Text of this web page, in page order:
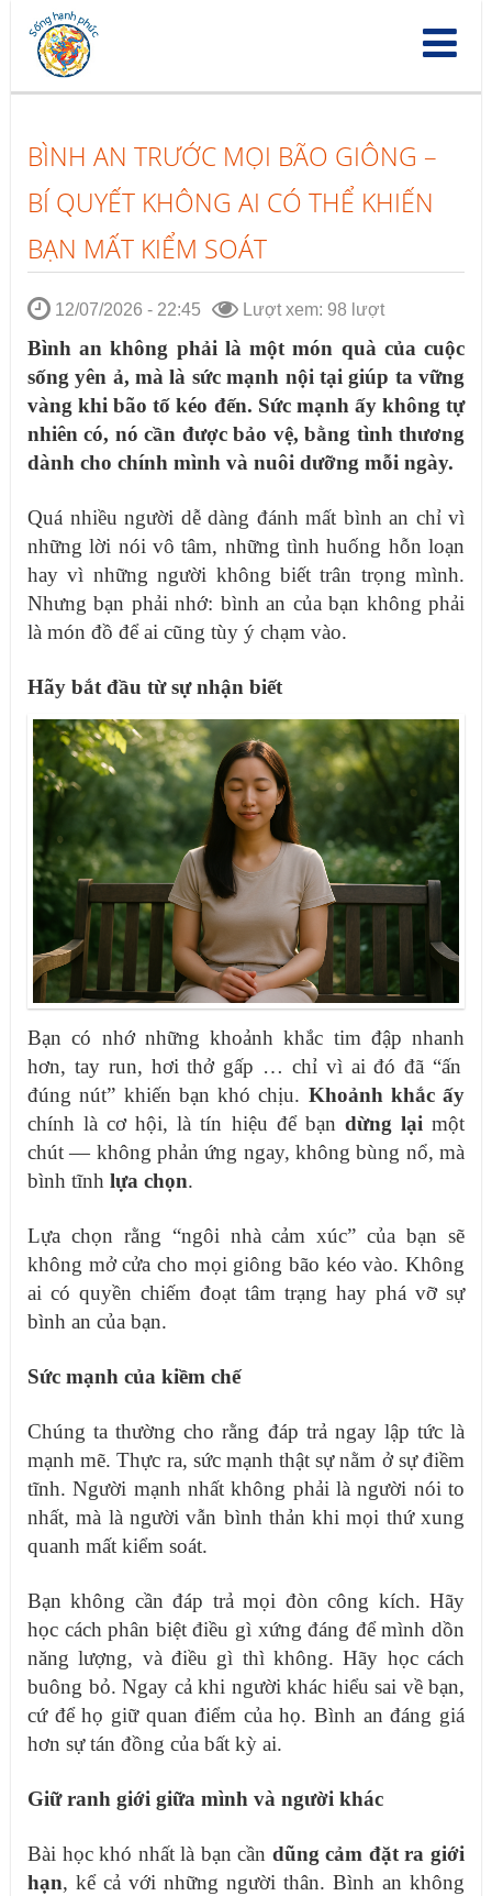
dung
BÌNH AN TRƯỚC MỌI BÃO GIÔNG –
BÍ QUYẾT KHÔNG AI CÓ THỂ KHIẾN
BẠN MẤT KIỂM SOÁT
12/07/2026 - 22:45 Lượt xem: 98 lượt
Bình an không phải là một món quà của cuộc
sống yên ả, mà là sức mạnh nội tại giúp ta vững
vàng khi bão tố kéo đến. Sức mạnh ấy không tự
nhiên có, nó cần được bảo vệ, bằng tình thương
dành cho chính mình và nuôi dưỡng mỗi ngày.
Quá nhiều người dễ dàng đánh mất bình an chỉ vì
những lời nói vô tâm, những tình huống hỗn loạn
hay vì những người không biết trân trọng mình.
Nhưng bạn phải nhớ: bình an của bạn không phải
là món đồ để ai cũng tùy ý chạm vào.
Hãy bắt đầu từ sự nhận biết
Bạn có nhớnhững khoảnh khắc tim đập nhanh
hơn, tay run, hơi thở gấp … chỉ vì ai đó đã “ấn
đúng nút” khiến bạn khó chịu. Khoảnh khắc ấy
chính là cơ hội, là tín hiệu để bạn dừng lạimột
chút — không phản ứng ngay, không bùng nổ, mà
bình tĩnh lựa chọn.
Lựa chọn rằng “ngôi nhà cảm xúc” của bạn sẽ
không mở cửa cho mọi giông bão kéo vào. Không
ai có quyền chiếm đoạt tâm trạng hay phá vỡ sự
bình an của bạn.
Sức mạnh của kiềm chế
Chúng ta thường cho rằng đáp trả ngay lập tức là
mạnh mẽ. Thực ra, sức mạnh thật sự nằm ở sự điềm
tĩnh. Người mạnh nhất không phải là người nói to
nhất, mà là người vẫn bình thản khi mọi thứ xung
quanh mất kiểm soát.
Bạn không cần đáp trả mọi đòn công kích. Hãy
học cách phân biệt điều gì xứng đáng để mình dồn
năng lượng, và điều gì thì không. Hãy học cách
buông bỏ. Ngay cả khi người khác hiểu sai về bạn,
cứ để họ giữ quan điểm của họ. Bình an đáng giá
hơn sự tán đồng của bất kỳ ai.
Giữ ranh giới giữa mình và người khác
Bài học khó nhất là bạn cần dũng cảm đặt ra giới
hạn, kể cả với những người thân. Bình an không